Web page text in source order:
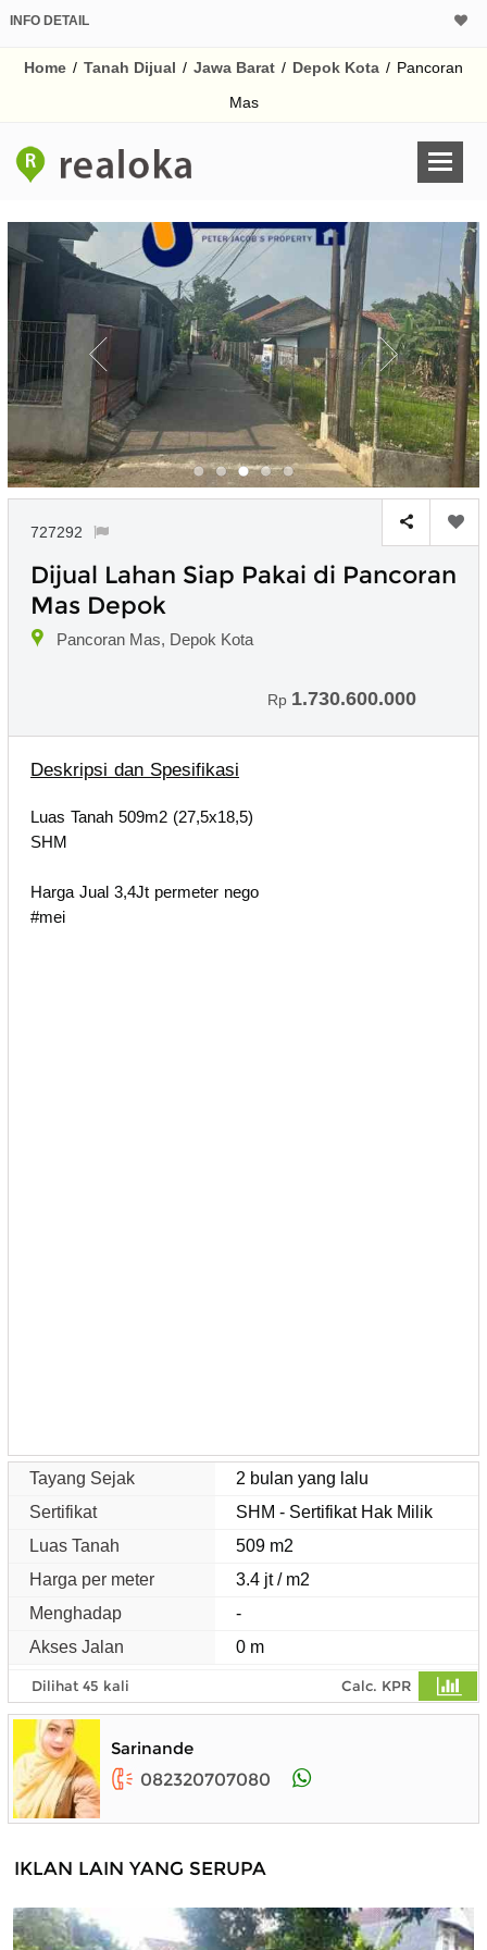
INFO DETAIL
Home / Tanah Dijual / Jawa Barat / Depok Kota / Pancoran
Mas
727292
Dijual Lahan Siap Pakai di Pancoran
Mas Depok
Pancoran Mas, Depok Kota
Rp 1.730.600.000
Deskripsi dan Spesifikasi
Luas Tanah 509m2 (27,5x18,5)
SHM
Harga Jual 3,4Jt permeter nego
#mei
Tayang Sejak
2 bulan yang lalu
Sertifikat
SHM - Sertifikat Hak Milik
Luas Tanah
509 m2
Harga per meter
3.4 jt / m2
Menghadap
-
Akses Jalan
0 m
Dilihat 45 kali Calc. KPR
Sarinande
082320707080
IKLAN LAIN YANG SERUPA
% /th
Untuk hasil simulasi
pada kotak-
Simpan